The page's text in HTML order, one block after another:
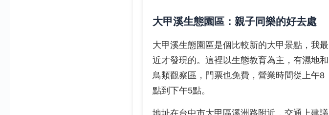
大甲溪生態園區：親子同樂的好去處
大甲溪生態園區是個比較新的大甲景點，我最
近才發現的。這裡以生態教育為主，有濕地和
鳥類觀察區，門票也免費，營業時間從上午8
點到下午5點。
地址在台中市大甲區溪洲路附近，交通上建議